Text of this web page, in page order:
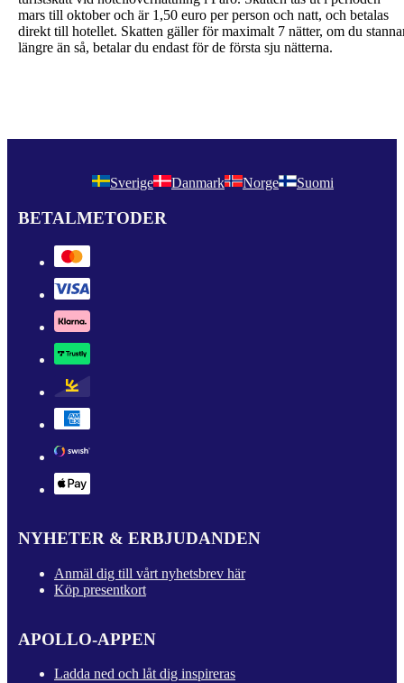
mars till oktober och är 1,50 euro per person och natt, och betalas
direkt till hotellet. Skatten gäller för maximalt 7 nätter, om du
längre än så, betalar du endast för de första sju nätterna.
Sverige Danmark Norge Suomi
BETALMETODER
NYHETER & ERBJUDANDEN
Anmäl dig till vårt nyhetsbrev här
Köp presentkort
APOLLO-APPEN
Ladda ned och låt dig inspireras